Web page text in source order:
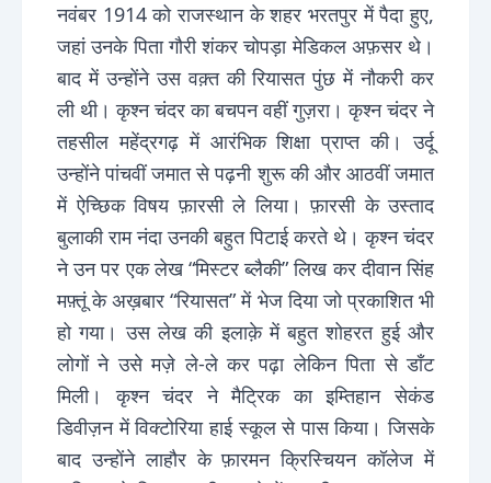
नवंबर 1914 को राजस्थान के शहर भरतपुर में पैदा हुए,
जहां उनके पिता गौरी शंकर चोपड़ा मेडिकल अफ़सर थे।
बाद में उन्होंने उस वक़्त की रियासत पुंछ में नौकरी कर
ली थी। कृश्न चंदर का बचपन वहीं गुज़रा। कृश्न चंदर ने
तहसील महेंद्रगढ़ में आरंभिक शिक्षा प्राप्त की। उर्दू
उन्होंने पांचवीं जमात से पढ़नी शुरू की और आठवीं जमात
में ऐच्छिक विषय फ़ारसी ले लिया। फ़ारसी के उस्ताद
बुलाकी राम नंदा उनकी बहुत पिटाई करते थे। कृश्न चंदर
ने उन पर एक लेख “मिस्टर ब्लैकी” लिख कर दीवान सिंह
मफ़्तूं के अख़बार “रियासत” में भेज दिया जो प्रकाशित भी
हो गया। उस लेख की इलाक़े में बहुत शोहरत हुई और
लोगों ने उसे मज़े ले-ले कर पढ़ा लेकिन पिता से डाँट
मिली। कृश्न चंदर ने मैट्रिक का इम्तिहान सेकंड
डिवीज़न में विक्टोरिया हाई स्कूल से पास किया। जिसके
बाद उन्होंने लाहौर के फ़ारमन क्रिस्चियन कॉलेज में